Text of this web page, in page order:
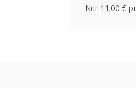
Nur 11,00 €